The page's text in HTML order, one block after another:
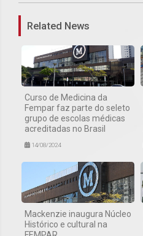
Related News
Curso de Medicina da
Fempar faz parte do seleto
grupo de escolas médicas
acreditadas no Brasil
14/08/2024
Mackenzie inaugura Núcleo
Histórico e cultural na